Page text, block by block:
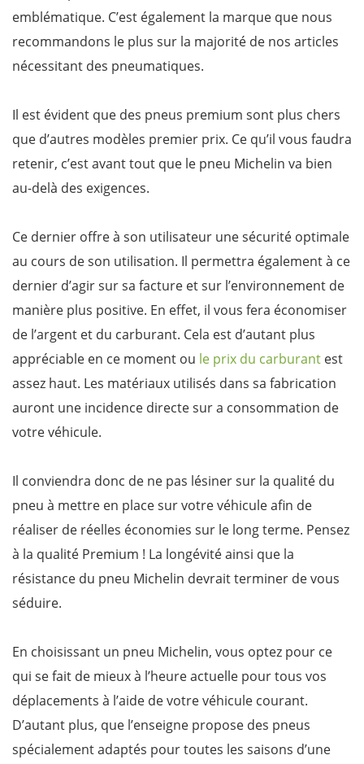
emblématique. C’est également la marque que nous
recommandons le plus sur la majorité de nos articles
nécessitant des pneumatiques.
Il est évident que des pneus premium sont plus chers
que d’autres modèles premier prix. Ce qu’il vous faudra
retenir, c’est avant tout que le pneu Michelin va bien
au-delà des exigences.
Ce dernier offre à son utilisateur une sécurité optimale
au cours de son utilisation. Il permettra également à ce
dernier d’agir sur sa facture et sur l’environnement de
manière plus positive. En effet, il vous fera économiser
de l’argent et du carburant. Cela est d’autant plus
appréciable en ce moment ou le prix du carburant est
assez haut. Les matériaux utilisés dans sa fabrication
auront une incidence directe sur a consommation de
votre véhicule.
Il conviendra donc de ne pas lésiner sur la qualité du
pneu à mettre en place sur votre véhicule afin de
réaliser de réelles économies sur le long terme. Pensez
à la qualité Premium ! La longévité ainsi que la
résistance du pneu Michelin devrait terminer de vous
séduire.
En choisissant un pneu Michelin, vous optez pour ce
qui se fait de mieux à l’heure actuelle pour tous vos
déplacements à l’aide de votre véhicule courant.
D’autant plus, que l’enseigne propose des pneus
spécialement adaptés pour toutes les saisons d’une